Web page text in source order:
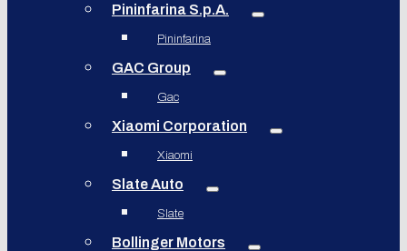
Pininfarina S.p.A.
Pininfarina
GAC Group
Gac
Xiaomi Corporation
Xiaomi
Slate Auto
Slate
Bollinger Motors